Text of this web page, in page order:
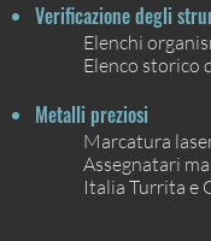
Verificazione degli
Elenchi
Elenco storico
Metalli preziosi
Marcatura
Assegnatari
Italia Turrita e